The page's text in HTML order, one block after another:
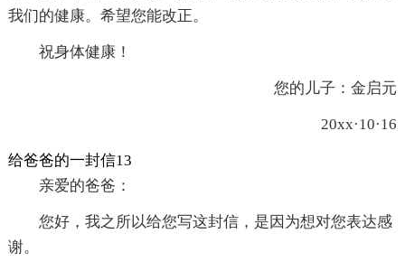
我们的健康。希望您能改正。
祝身体健康！
您的儿子：金启元
20xx·10·16
给爸爸的一封信13
亲爱的爸爸：
您好，我之所以给您写这封信，是因为想对您表达感
谢。